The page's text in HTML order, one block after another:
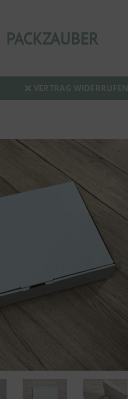
PACKZAUBER
VERTRAG WIDERRUFEN